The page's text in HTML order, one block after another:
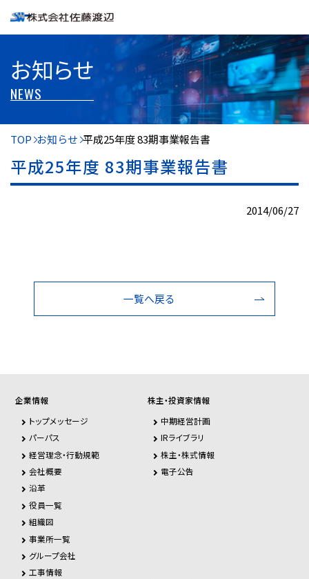
お知らせ
NEWS
TOP お知らせ 平成25年度 83期事業報告書
平成25年度 83期事業報告書
2014/06/27
一覧へ戻る
企業情報
トップメッセージ
パーパス
経営理念・行動規範
会社概要
沿革
役員一覧
組織図
事業所一覧
グループ会社
工事情報
株主・投資家情報
中期経営計画
IRライブラリ
株主・株式情報
電子公告